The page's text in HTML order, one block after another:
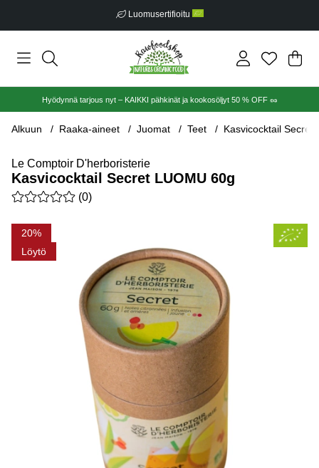
Luomusertifioitu
.
Hyödynnä tarjous nyt – KAIKKI pähkinät ja kookosöljyt 50 % OFF 🥜
Alkuun Raaka-aineet Juomat Teet Kasvicocktail Secret
Le Comptoir D'herboristerie
Kasvicocktail Secret LUOMU 60g
Keskiarvoluokitus 0 / 5 Arvioiden määrä 0
(0)
20
Löytö
Tuotekuvat Kasvicocktail Secret LUOMU 60g